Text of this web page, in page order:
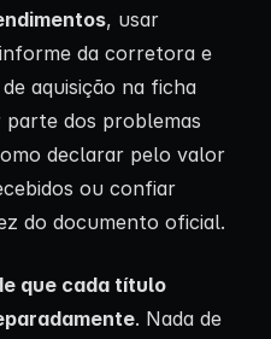
, usar
da corretora e
aquisição na ficha
parte dos problemas
declarar pelo valor
ou confiar
do documento oficial.
que cada título
. Nada de